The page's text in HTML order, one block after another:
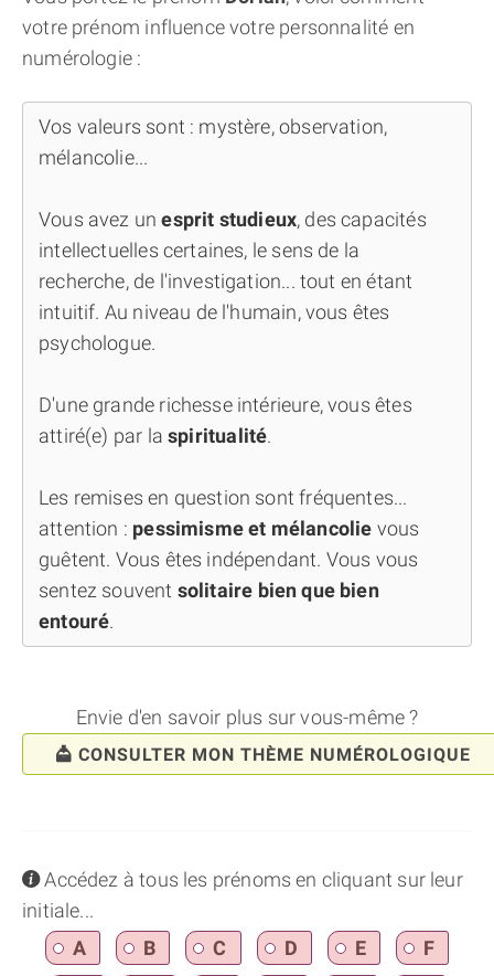
votre prénom influence votre personnalité en
numérologie :
Vos valeurs sont : mystère, observation,
mélancolie...
Vous avez unesprit studieux, des capacités
intellectuelles certaines, le sens de la
recherche, de l'investigation... tout en étant
intuitif. Au niveau de l'humain, vous êtes
psychologue.
D'une grande richesse intérieure, vous êtes
attiré(e) par laspiritualité.
Les remises en question sont fréquentes...
attention : pessimisme et mélancolie vous
guêtent. Vous êtes indépendant. Vous vous
sentez souvent solitaire bien que bien
entouré.
Envie d'en savoir plus sur vous-même ?
CONSULTER MON THÈME NUMÉROLOGIQUE
infoAccédez à tous les prénoms en cliquant sur leur
initiale...
A
B C D E
F